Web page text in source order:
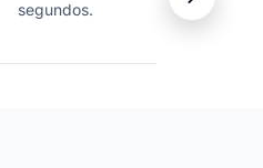
segundos.